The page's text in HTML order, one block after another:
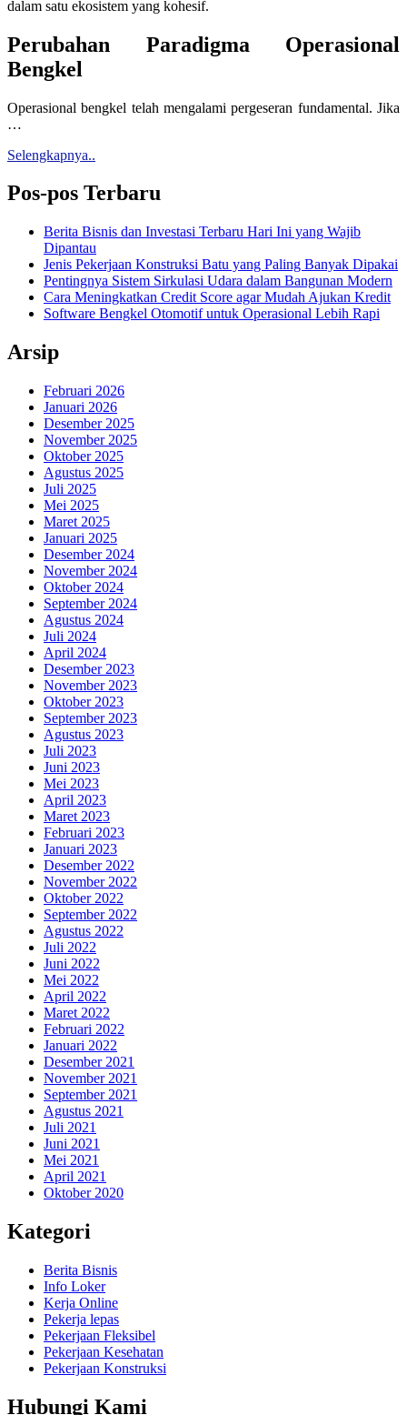
dalam satu ekosistem yang kohesif.
Perubahan Paradigma Operasional
Bengkel
Operasional bengkel telah mengalami pergeseran fundamental. Jika
…
Selengkapnya..
Pos-pos Terbaru
Berita Bisnis dan Investasi Terbaru Hari Ini yang Wajib
Dipantau
Jenis Pekerjaan Konstruksi Batu yang Paling Banyak Dipakai
Pentingnya Sistem Sirkulasi Udara dalam Bangunan Modern
Cara Meningkatkan Credit Score agar Mudah Ajukan Kredit
Software Bengkel Otomotif untuk Operasional Lebih Rapi
Arsip
Februari 2026
Januari 2026
Desember 2025
November 2025
Oktober 2025
Agustus 2025
Juli 2025
Mei 2025
Maret 2025
Januari 2025
Desember 2024
November 2024
Oktober 2024
September 2024
Agustus 2024
Juli 2024
April 2024
Desember 2023
November 2023
Oktober 2023
September 2023
Agustus 2023
Juli 2023
Juni 2023
Mei 2023
April 2023
Maret 2023
Februari 2023
Januari 2023
Desember 2022
November 2022
Oktober 2022
September 2022
Agustus 2022
Juli 2022
Juni 2022
Mei 2022
April 2022
Maret 2022
Februari 2022
Januari 2022
Desember 2021
November 2021
September 2021
Agustus 2021
Juli 2021
Juni 2021
Mei 2021
April 2021
Oktober 2020
Kategori
Berita Bisnis
Info Loker
Kerja Online
Pekerja lepas
Pekerjaan Fleksibel
Pekerjaan Kesehatan
Pekerjaan Konstruksi
Hubungi Kami